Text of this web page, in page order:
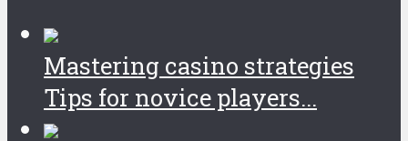
Mastering casino strategies
Tips for novice players...